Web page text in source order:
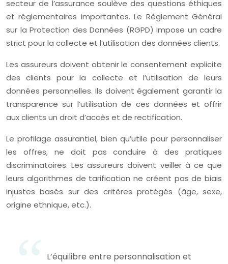
secteur de l’assurance soulève des questions éthiques
et réglementaires importantes. Le Règlement Général
sur la Protection des Données (RGPD) impose un cadre
strict pour la collecte et l’utilisation des données clients.
Les assureurs doivent obtenir le consentement explicite
des clients pour la collecte et l’utilisation de leurs
données personnelles. Ils doivent également garantir la
transparence sur l’utilisation de ces données et offrir
aux clients un droit d’accès et de rectification.
Le profilage assurantiel, bien qu’utile pour personnaliser
les offres, ne doit pas conduire à des pratiques
discriminatoires. Les assureurs doivent veiller à ce que
leurs algorithmes de tarification ne créent pas de biais
injustes basés sur des critères protégés (âge, sexe,
origine ethnique, etc.).
L’équilibre entre personnalisation et